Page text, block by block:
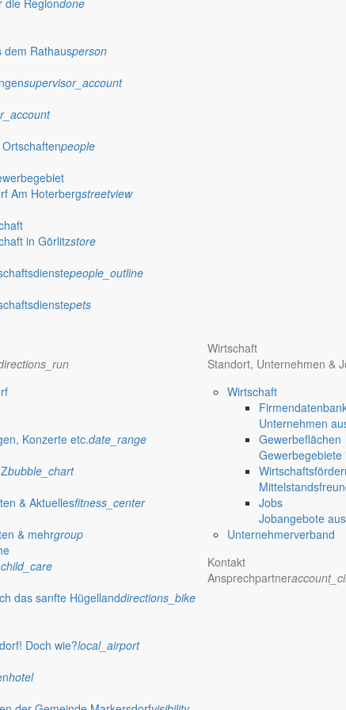
die Regiondone
dem Rathausperson
supervisor_account
people
Am Hoterbergstreetview
in Görlitzstore
people_outline
pets
Konzerte etc.date_range
bubble_chart
& Aktuellesfitness_center
& mehrgroup
child_care
das sanfte Hügellanddirections_bike
Doch wie?local_airport
hotel
Wirtschaft
Standort, Unternehmen &
Wirtschaft
Unternehmen
Gewerbeflächen
Jobs
Jobangebote
Unternehmerverband
Kontakt
Ansprechpartner
Markersdorf
Rathaus